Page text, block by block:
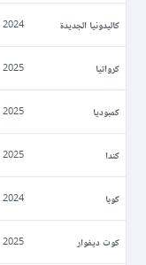
كاليدونيا الجديدة 2024
كرواتيا 2025
كمبوديا 2025
كندا 2025
كوبا 2024
كوت ديفوار 2025